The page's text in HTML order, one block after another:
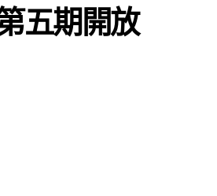
五期開放